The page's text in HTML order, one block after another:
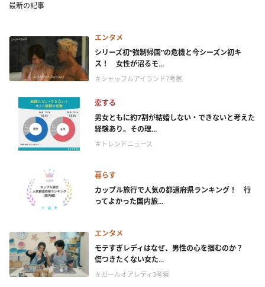
最新の記事
エンタメ
シリーズ初“強制帰国”の危機と今シーズン初キ
ス！ 女性が沼るモ...
＃シャッフルアイランド7考察
恋する
男女ともに約7割が結婚しない・できないと考えた
経験あり。その理...
＃トレンドニュース
暮らす
カップル旅行で人気の都道府県ランキング！ 行
ってよかった国内旅...
エンタメ
モテすぎレディはなぜ、男性の心を掴むのか？
傷つきたくない女た...
＃ガールオアレディ3考察